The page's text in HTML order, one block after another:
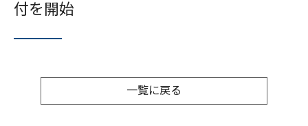
付を開始
一覧に戻る